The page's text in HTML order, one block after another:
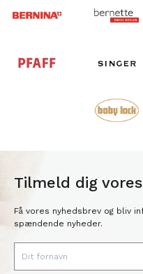
Tilmeld dig
Få vores nyhedsbrev og bliv
spændende nyheder.